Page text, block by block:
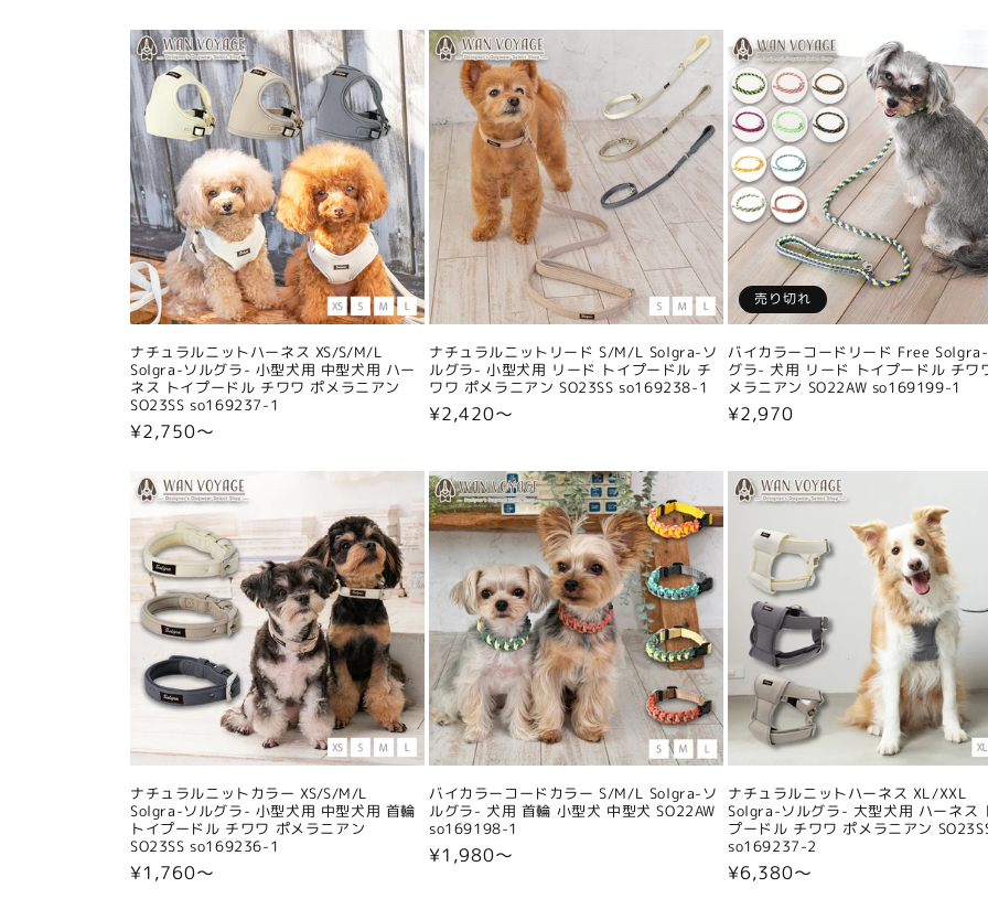
ナチュラルニットハーネス XS/S/M/L
Solgra-ソルグラ- 小型犬用 中型犬用 ハー
ネス トイプードル チワワ ポメラニアン
SO23SS so169237-1
通
価
格
¥2,750〜
ナチュラルニットリード S/M/L Solgra-ソ
ルグラ- 小型犬用 リード トイプードル チ
ワワ ポメラニアン SO23SS so169238-1
通
格
¥2,420〜
売り切れ
バイカラーコードリード Free
グラ- 犬用 リード トイプードル チワ
メラニアン SO22AW so169199-1
通
格
¥2,970
ナチュラルニットカラー XS/S/M/L
Solgra-ソルグラ- 小型犬用 中型犬用 首輪
トイプードル チワワ ポメラニアン
SO23SS so169236-1
通
¥1,760〜
バイカラーコードカラー S/M/L Solgra-ソ
ルグラ- 犬用 首輪 小型犬 中型犬 SO22AW
so169198-1
通
¥1,980〜
ナチュラルニットハーネス XL/XXL
Solgra-ソルグラ- 大型犬用 ハーネス
プードル チワワ ポメラニアン
so169237-2
通
¥6,380〜